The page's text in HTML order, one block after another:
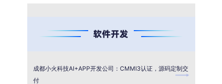
成都小火科技AI+APP开发公司：CMMI3认证，源码定制交
付